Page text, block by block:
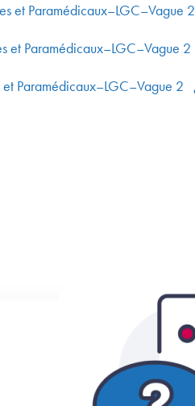
et Paramédicaux–LGC–Vague 2
et Paramédicaux–LGC–Vague 2
Paramédicaux–LGC–Vague 2